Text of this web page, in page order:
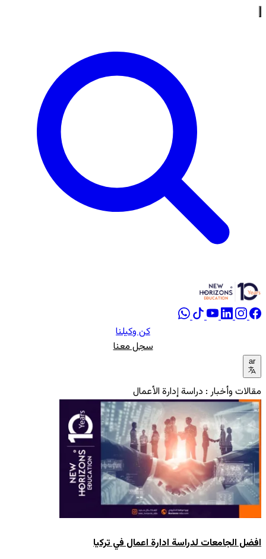
كن وكيلنا
سجل معنا
ar
مقالات وأخبار : دراسة إدارة الأعمال
افضل الجامعات لدراسة ادارة اعمال في تركيا